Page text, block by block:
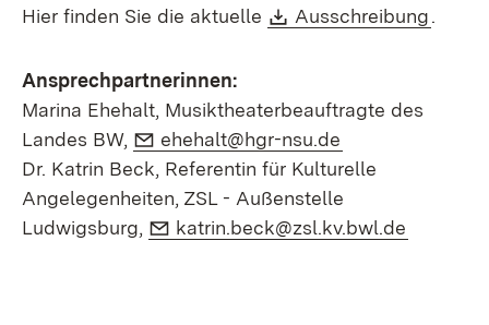
Hier finden Sie die aktuelle Download:
Ausschreibung.
Ansprechpartnerinnen:
Marina Ehehalt, Musiktheaterbeauftragte des
Landes BW,
E-Mail:
ehehalt@hgr-nsu.de
Dr. Katrin Beck, Referentin für Kulturelle
Angelegenheiten, ZSL - Außenstelle
Ludwigsburg,
E-Mail:
katrin.beck@zsl.kv.bwl.de